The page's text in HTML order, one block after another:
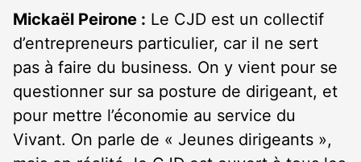
Mickaël Peirone : Le CJD est un collectif
d’entrepreneurs particulier, car il ne sert
pas à faire du business. On y vient pour se
questionner sur sa posture de dirigeant, et
pour mettre l’économie au service du
Vivant. On parle de « Jeunes dirigeants »,